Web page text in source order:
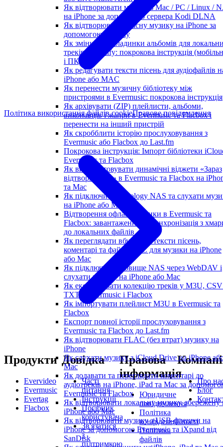
Як відтворювати музику з Mac / PC / Linux /
на iPhone за допомогою сервера Kodi DLNA
Як відтворювати власну музику на iPhone за
допомогою CarPlay
Як змінити обкладинки альбомів для
треків у Spotify: покрокова інструкція
і ПК)
Як редагувати тексти пісень для аудіофайлів
iPhone або MAC
Як перенести музичну бібліотеку між
пристроями в Evermusic: покрокова інструкція
Як архівувати (ZIP) плейлисти, альбоми,
виконавців і жанри в Evermusic та Flacbox і
перенести на інший пристрій
Як скробблити історію прослуховування з
Evermusic або Flacbox до Last.fm
Покрокова інструкція: Імпорт бібліотеки
Evermusic та Flacbox
Як використовувати динамічні віджети «Зараз
відтворюється» в Evermusic та Flacbox на
та Mac
Як підключити Synology NAS та слухати
на iPhone або Mac
Відтворення офлайн-музики в Evermusic та
Flacbox: завантаження та синхронізація з
до локальних файлів
Як переглядати вбудовані тексти пісень,
коментарі та файли LRC для музики на iPhone
або Mac
Як підключити сховище NAS через WebDAV і
слухати музику на iPhone або Mac
Як експортувати колекцію треків у M3U,
TXT в Evermusic і Flacbox
Як імпортувати плейлист M3U в Evermusic та
Flacbox
Експорт повної історії прослуховування з
Evermusic та Flacbox до Last.fm
Як відтворювати FLAC (без втрат) музику на
iPhone
Як слухати музику з iCloud Drive на iPhone
Mac
Як додавати та переглядати коментарі до
аудіотреків на iPhone, iPad та Mac за
Evermusic та Flacbox
Як відтворювати локальну музику, збережену
iPhone або Mac
Як відтворювати музику з USB-флешки на
iPhone за допомогою Evermusic та iXpand від
SanDisk
Політика використання файлів cookieПравове повідомлення
Продукти
Evervideo
Evermusic
Evertag
Flacbox
Довідка
Часті
питання
Інструкції
Посібник
користувача
Зв'язатися
з
підтримкою
Правова
інформація
Юридичне
повідомлення
Політика
конфіденційності
Політика
файлів
Про
Блог